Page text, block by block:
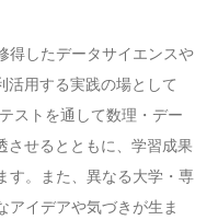
したデータサイエンスや
活用する実践の場として
ストを通して数理・デー
させるとともに、学習成果
す。また、異なる大学・専
アイデアや気づきが生ま